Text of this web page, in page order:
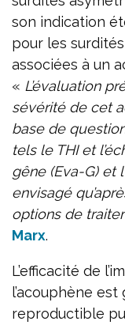
son indication
pour les
associées à un
« L’évaluation
sévérité de cet
base de
tels le THI et
gêne (Eva-G) et
envisagé
options de
Marx.
L’efficacité de
l’acouphène
reproductible